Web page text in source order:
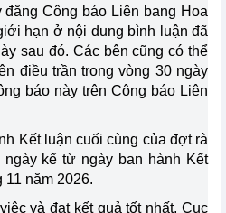
Công báo Liên bang Hoa
hạn ở nội dung bình luận đã
sau đó. Các bên cũng có thể
điều trần trong vòng 30 ngày
báo này trên Công báo Liên
Kết luận cuối cùng của đợt rà
kể từ ngày ban hành Kết
11 năm 2026.
và đạt kết quả tốt nhất, Cục